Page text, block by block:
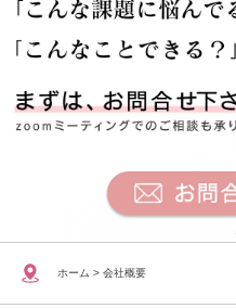
ホーム >会社概要